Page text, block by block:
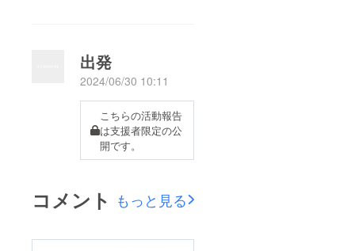
出発
2024/06/30 10:11
こちらの活動報告
は支援者限定の公
開です。
コメント もっと見る